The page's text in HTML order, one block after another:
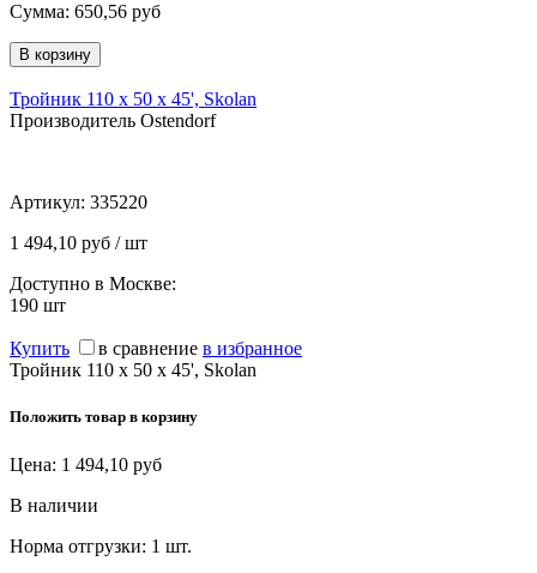
Сумма: 650,56 руб
Тройник 110 х 50 х 45', Skolan
Производитель Ostendorf
Артикул: 335220
1 494,10 руб / шт
Доступно в Москве:
190 шт
Купить в сравнение в избранное
Тройник 110 х 50 х 45', Skolan
Положить товар в корзину
Цена: 1 494,10 руб
В наличии
Норма отгрузки: 1 шт.